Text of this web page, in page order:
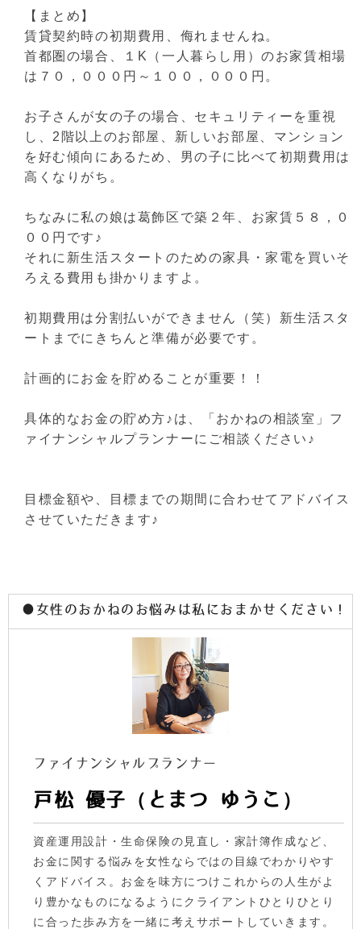
【まとめ】
賃貸契約時の初期費用、侮れませんね。
首都圏の場合、１K（一人暮らし用）のお家賃相場
は７０，０００円～１００，０００円。
お子さんが女の子の場合、セキュリティーを重視
し、2階以上のお部屋、新しいお部屋、マンション
を好む傾向にあるため、男の子に比べて初期費用は
高くなりがち。
ちなみに私の娘は葛飾区で築２年、お家賃５８，０
００円です♪
それに新生活スタートのための家具・家電を買いそ
ろえる費用も掛かりますよ。
初期費用は分割払いができません（笑）新生活スタ
ートまでにきちんと準備が必要です。
計画的にお金を貯めることが重要！！
具体的なお金の貯め方♪は、「おかねの相談室」フ
ァイナンシャルプランナーにご相談ください♪
目標金額や、目標までの期間に合わせてアドバイス
させていただきます♪
●女性のおかねのお悩みは私におまかせください！
ファイナンシャルプランナー
戸松 優子（とまつ ゆうこ）
資産運用設計・生命保険の見直し・家計簿作成など、
お金に関する悩みを女性ならではの目線でわかりやす
くアドバイス。お金を味方につけこれからの人生がよ
り豊かなものになるようにクライアントひとりひとり
に合った歩み方を一緒に考えサポートしていきます。